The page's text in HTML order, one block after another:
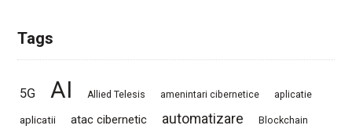
Tags
5G AI Allied Telesis amenintari cibernetice aplicatie
aplicatii atac cibernetic automatizare Blockchain